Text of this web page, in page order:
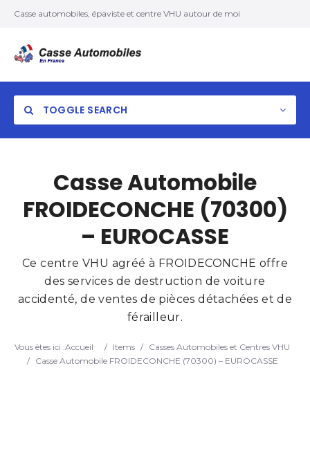
Casse automobiles, épaviste et centre VHU autour de moi
TOGGLE SEARCH
Casse Automobile
FROIDECONCHE (70300)
– EUROCASSE
Ce centre VHU agréé à FROIDECONCHE offre
des services de destruction de voiture
accidenté, de ventes de pièces détachées et de
férailleur.
Vous êtes ici :Accueil / Items / Casses Automobiles et Centres VHU
/
Casse Automobile FROIDECONCHE (70300) – EUROCASSE